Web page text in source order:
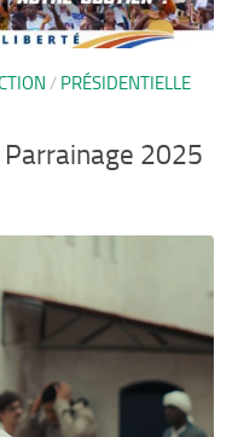
/ PRÉSIDENTIELLE
Parrainage 2025